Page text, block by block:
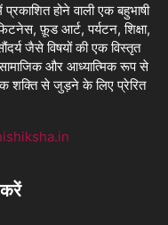
होने वाली एक बहुभाषी
फ़ूड आर्ट, पर्यटन, शिक्षा,
जैसे विषयों की एक विस्तृत
सामाजिक और आध्यात्मिक रूप से
शक्ति से जुड़ने के लिए प्रेरित